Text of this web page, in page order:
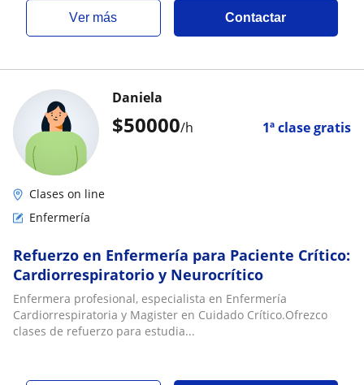
ver más Contactar
$50000/h 1ª clase gratis
Daniela
Clases on line
Enfermería
Refuerzo en Enfermería para Paciente Crítico:
Cardiorrespiratorio y Neurocrítico
Enfermera profesional, especialista en Enfermería
Cardiorrespiratoria y Magister en Cuidado Crítico.Ofrezco
clases de refuerzo para estudia...